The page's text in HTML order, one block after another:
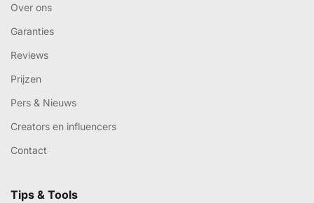
Over ons
Garanties
Reviews
Prijzen
Pers & Nieuws
Creators en influencers
Contact
Tips & Tools